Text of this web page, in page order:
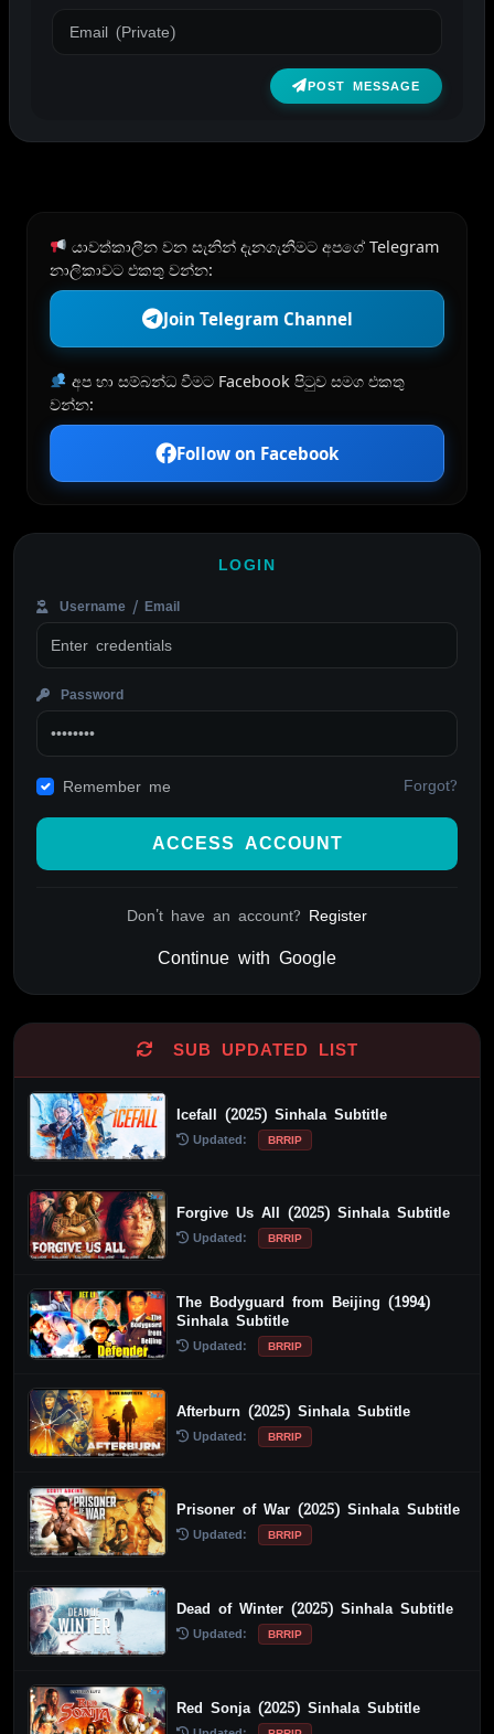
POST MESSAGE
යාවත්කාලීන වන සැනින් දැනගැනීමට අපගේ Telegram
නාලිකාවට එකතු වන්න:
Join Telegram Channel
අප හා සම්බන්ධ වීමට Facebook පිටුව සමග එකතු
වන්න:
Follow on Facebook
LOGIN
Username / Email
Password
Remember me Forgot?
ACCESS ACCOUNT
Don't have an account? Register
Continue with Google
SUB UPDATED LIST
Icefall (2025) Sinhala Subtitle
Updated: BRRIP
Forgive Us All (2025) Sinhala Subtitle
Updated: BRRIP
The Bodyguard from Beijing (1994)
Sinhala Subtitle
Updated: BRRIP
Afterburn (2025) Sinhala Subtitle
Updated: BRRIP
Prisoner of War (2025) Sinhala Subtitle
Updated: BRRIP
Dead of Winter (2025) Sinhala Subtitle
Updated: BRRIP
Red Sonja (2025) Sinhala Subtitle